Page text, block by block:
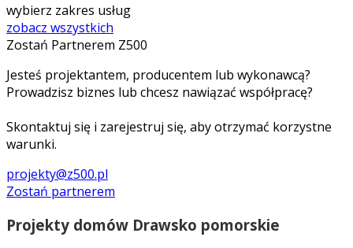
wybierz zakres usług
zobacz wszystkich
Zostań Partnerem Z500
Jesteś projektantem, producentem lub wykonawcą?
Prowadzisz biznes lub chcesz nawiązać współpracę?
Skontaktuj się i zarejestruj się, aby otrzymać korzystne
warunki.
projekty@z500.pl
Zostań partnerem
Projekty domów Drawsko pomorskie